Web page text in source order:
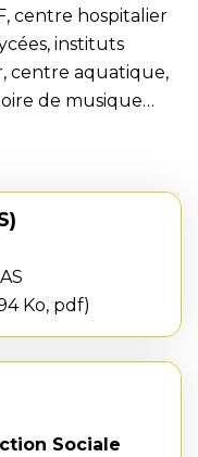
centre hospitalier
instituts
centre aquatique,
de musique…
Ko, pdf
Sociale